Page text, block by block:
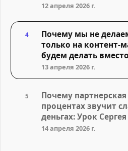
12 апреля 2026 г.
4
Почему мы не
только на контент-
будем делать
13 апреля 2026 г.
5
Почему
процентах звучит
деньгах: Урок
14 апреля 2026 г.